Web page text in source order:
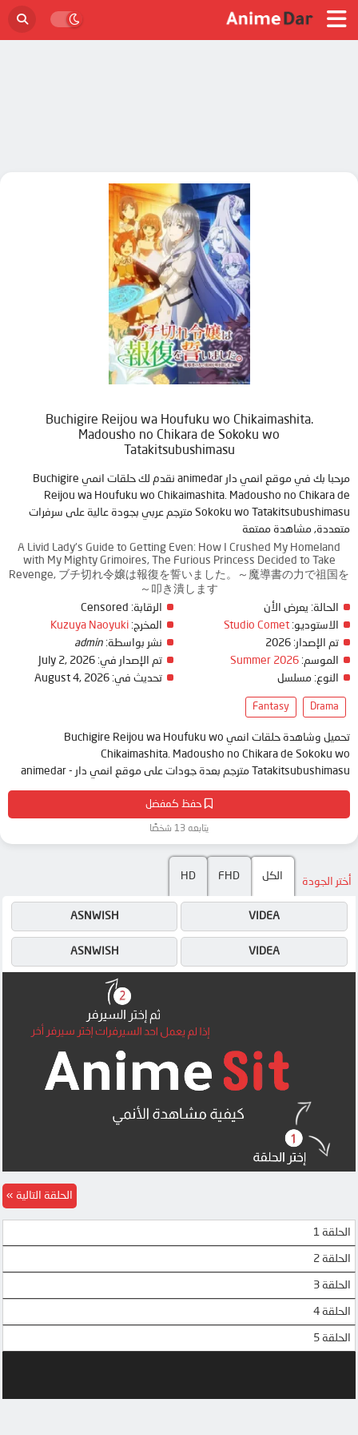
حفظ كمفضل
يتابعه 13 شخصًا
Buchigire Reijou wa Houfuku wo Chikaimashita.
Madousho no Chikara de Sokoku wo
Tatakitsubushimasu
مرحبا بك في موقع انمي دار animedar نقدم لك حلقات انمي Buchigire
Reijou wa Houfuku wo Chikaimashita. Madousho no Chikara de
Sokoku wo Tatakitsubushimasu مترجم عربي بجودة عالية على سرفرات
متعددة, مشاهدة ممتعة
A Livid Lady's Guide to Getting Even: How I Crushed My Homeland
with My Mighty Grimoires, The Furious Princess Decided to Take
Revenge, ブチ切れ令嬢は報復を誓いました。～魔導書の力で祖国を
叩き潰します～
الحالة: يعرض الأن
الاستوديو: Studio Comet
تم الإصدار:
الموسم: Summer 2026
النوع: مسلسل
الرقابة:
المخرج: Kuzuya Naoyuki
نشر بواسطة: admin
تم الإصدار في: July 2, 2026
تحديث في: August 4, 2026
Drama
Fantasy
تحميل وشاهدة حلقات انمي Buchigire Reijou wa Houfuku wo
Chikaimashita. Madousho no Chikara de Sokoku wo
Tatakitsubushimasu مترجم بعدة جودات على موقع انمي دار - animedar
أختر الجودة الكل FHD
HD
VIDEA
ASNWISH
VIDEA
ASNWISH
الحلقة 1
الحلقة 2
الحلقة 3
الحلقة 4
الحلقة 5
الحلقة التالية